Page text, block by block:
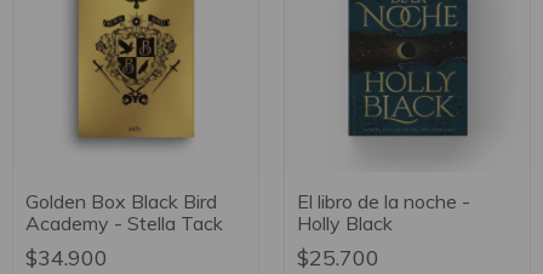
Golden Box Black Bird
Academy - Stella Tack
$34.900
El libro de la noche -
Holly Black
$25.700